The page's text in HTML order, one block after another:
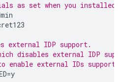
as set when you installed
external IDP support.
disables external IDP
external IDs support.
=y